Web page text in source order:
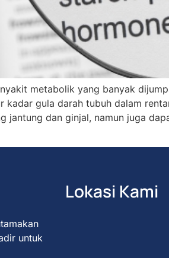
metabolik yang banyak
kadar gula darah tubuh dalam
jantung dan ginjal, namun juga
untuk
Lokasi Kami